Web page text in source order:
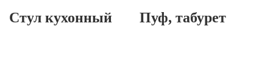
Стул кухонный Пуф, табурет